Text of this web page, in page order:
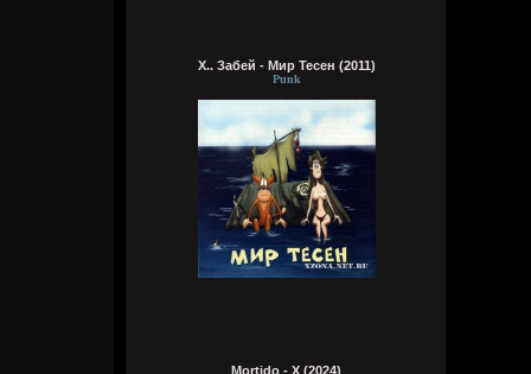
Кукуня
6 августа 2026
Виртуоз - Говно, залупа, пенис, хер,
давалка, хуй, блядина
Головка, шлюха, жопа, член, еблан,
петух… мудила
Рукоблуд, ссанина, очко, блядун, вагина
Сука, ебланище, влагалище, пердун,
Шалава, хуила, мошонка, елда… раунд!
Х.. Забей - Мир Тесен (2011)
Punk
Mortido - X (2024)